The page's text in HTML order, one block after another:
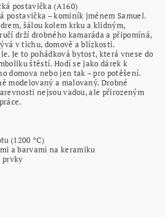
postavička (A160)
postavička – kominík jménem Samuel.
šálou kolem krku a klidným,
drží drobného kamaráda a připomíná,
v tichu, domově a blízkosti.
Je to pohádková bytost, která vnese do
štěstí. Hodí se jako dárek k
domova nebo jen tak – pro potěšení.
modelovaný a malovaný. Drobné
nejsou vadou, ale přirozeným
(1200 °C)
a barvami na keramiku
prvky